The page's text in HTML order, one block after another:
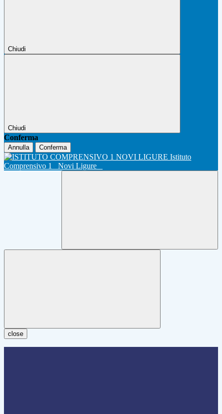
Chiudi
Chiudi
Conferma
Annulla Conferma
Istituto
Comprensivo 1
Novi Ligure
close